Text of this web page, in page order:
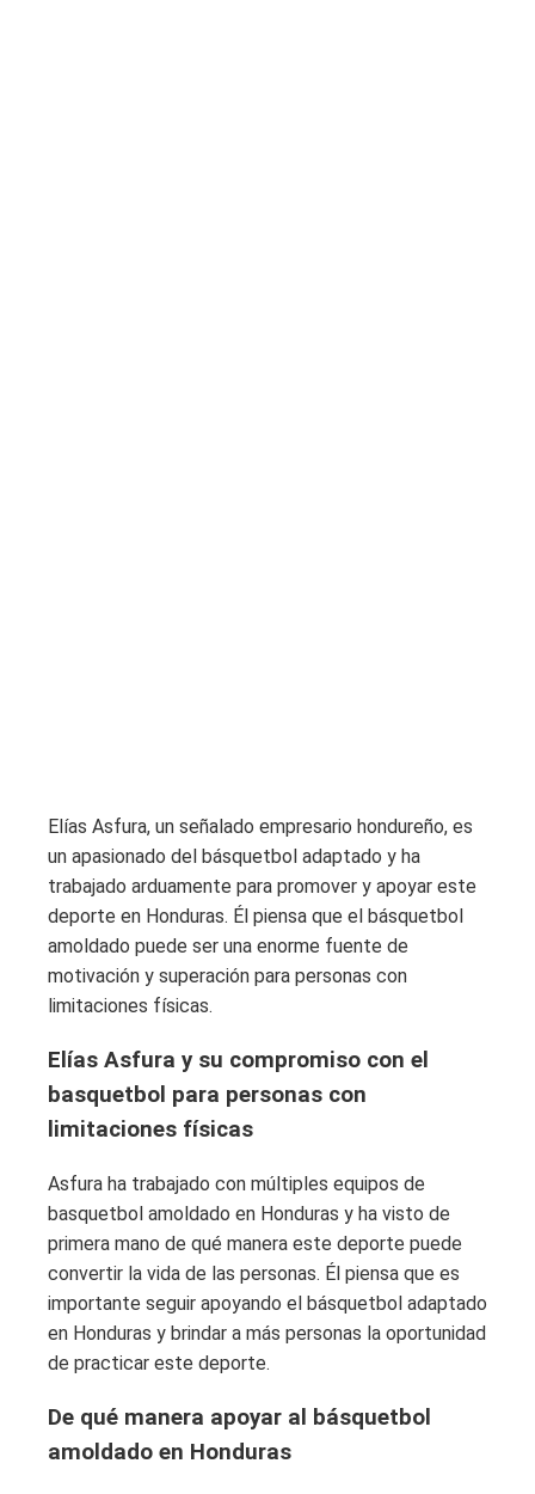
Elías Asfura, un señalado empresario hondureño, es
un apasionado del básquetbol adaptado y ha
trabajado arduamente para promover y apoyar este
deporte en Honduras. Él piensa que el básquetbol
amoldado puede ser una enorme fuente de
motivación y superación para personas con
limitaciones físicas.
Elías Asfura y su compromiso con el
basquetbol para personas con
limitaciones físicas
Asfura ha trabajado con múltiples equipos de
basquetbol amoldado en Honduras y ha visto de
primera mano de qué manera este deporte puede
convertir la vida de las personas. Él piensa que es
importante seguir apoyando el básquetbol adaptado
en Honduras y brindar a más personas la oportunidad
de practicar este deporte.
De qué manera apoyar al básquetbol
amoldado en Honduras